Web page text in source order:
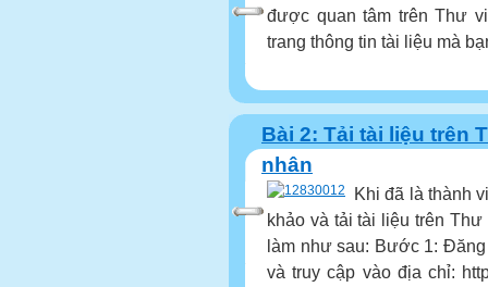
được quan tâm trên Thư
trang thông tin tài liệu mà
Bài 2: Tải tài liệu trên
nhân
Khi đã là thành
khảo và tải tài liệu trên
làm như sau: Bước 1:
và truy cập vào địa chỉ: